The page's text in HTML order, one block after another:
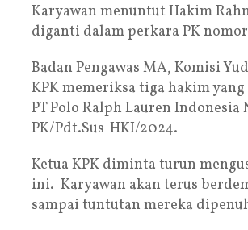
Karyawan menuntut Hakim
diganti dalam perkara PK nomor
Badan Pengawas MA, Komisi
KPK memeriksa tiga hakim
PT Polo Ralph Lauren Indonesia
PK/Pdt.Sus-HKI/2024.
Ketua KPK diminta turun
ini. Karyawan akan terus
sampai tuntutan mereka